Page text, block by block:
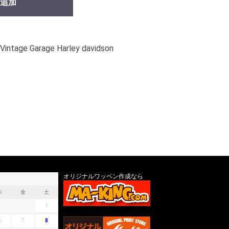
加
Garage Harley davidson
金 土
1
7 8
オリジナルワッペン作成なら